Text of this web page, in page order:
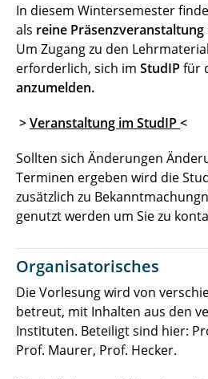
In diesem Wintersemester
als reine Präsenzveranstaltung
Um Zugang zu den
erforderlich, sich im StudIP für
anzumelden.
>Veranstaltung im StudIP <
Sollten sich Änderungen
Terminen ergeben wird die
zusätzlich zu
genutzt werden um Sie zu
Organisatorisches
Die Vorlesung wird von
betreut, mit Inhalten aus den
Instituten. Beteiligt sind hier:
Prof. Maurer, Prof. Hecker.